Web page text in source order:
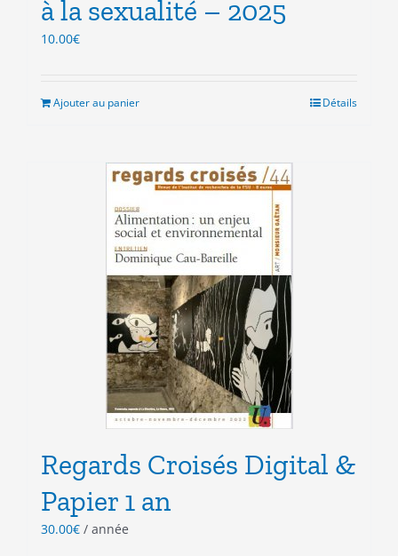
à la sexualité – 2025
10.00€
Ajouter au panier Détails
Regards Croisés Digital &
Papier 1 an
30.00€ / année